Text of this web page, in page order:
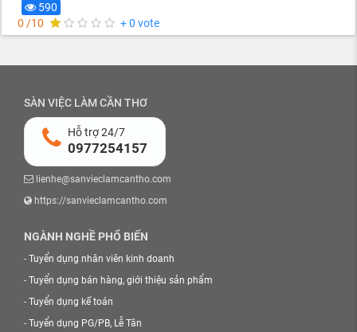
590
0 /10
+ 0 vote
SÀN VIỆC LÀM CẦN THƠ
Hỗ trợ 24/7
0977254157
lienhe@sanvieclamcantho.com
https://sanvieclamcantho.com
NGÀNH NGHỀ PHỔ BIẾN
- Tuyển dụng nhân viên kinh doanh
- Tuyển dụng bán hàng, giới thiệu sản phẩm
- Tuyển dụng kế toán
- Tuyển dụng PG/PB, Lễ Tân